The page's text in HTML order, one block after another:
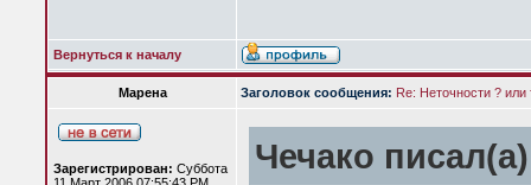
Вернуться к началу
Марена Заголовок сообщения: Re: Неточности ? или
Зарегистрирован: Суббота
Чечако